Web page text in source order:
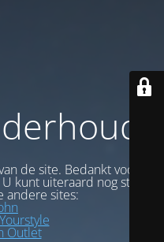
de site. Bedankt voor uw
kunt uiteraard nog steeds
andere sites:
Outlet